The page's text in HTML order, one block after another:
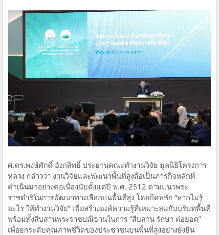
ศ.ดร.พงษ์ศักดิ์ อังกสิทธิ์ ประธานคณะทำงานวิจัย มูลนิธิโครงการ
หลวง กล่าวว่า งานวิจัยและพัฒนาพื้นที่สูงถือเป็นภารกิจหลักที่
ดำเนินมาอย่างต่อเนื่องนับตั้งแต่ปี พ.ศ. 2512 ตามแนวพระ
ราชดำริในการพัฒนาทางเลือกบนพื้นที่สูง โดยยึดหลัก “หากไม่รู้
อะไร ให้ทำงานวิจัย” เพื่อสร้างองค์ความรู้ที่เหมาะสมกับบริบทพื้นที่
พร้อมทั้งสืบสานพระราชปณิธานในการ “สืบสาน รักษา ต่อยอด”
เพื่อยกระดับคุณภาพชีวิตของประชาชนบนพื้นที่สูงอย่างยั่งยืน